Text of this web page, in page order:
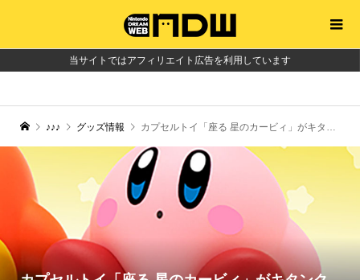
当サイトではアフィリエイト広告を利用しています
♪♪♪ グッズ情報 カプセルトイ「座る 星のカービィ」がキタンクラブより12月1日から登場